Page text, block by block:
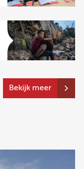
Bekijk meer